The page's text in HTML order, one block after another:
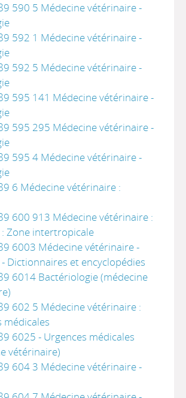
590 5 Médecine vétérinaire -
592 1 Médecine vétérinaire -
592 5 Médecine vétérinaire -
595 141 Médecine vétérinaire -
595 295 Médecine vétérinaire -
595 4 Médecine vétérinaire -
6 Médecine vétérinaire :
600 913 Médecine vétérinaire :
Zone intertropicale
6003 Médecine vétérinaire -
Dictionnaires et encyclopédies
6014 Bactériologie (médecine
602 5 Médecine vétérinaire :
médicales
6025 - Urgences médicales
vétérinaire)
604 3 Médecine vétérinaire -